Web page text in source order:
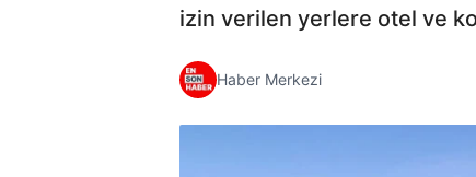
izin verilen yerlere otel ve
Haber Merkezi